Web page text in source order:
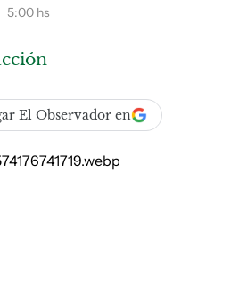
5:00 hs
El Observador en